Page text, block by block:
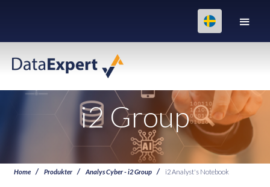
i2 Group
Home Produkter Analys Cyber - i2 Group i2 Analyst's Notebook